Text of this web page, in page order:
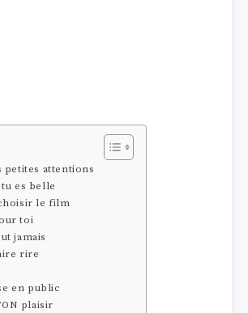
petites attentions
es belle
le film
toi
jamais
rire
en public
plaisir